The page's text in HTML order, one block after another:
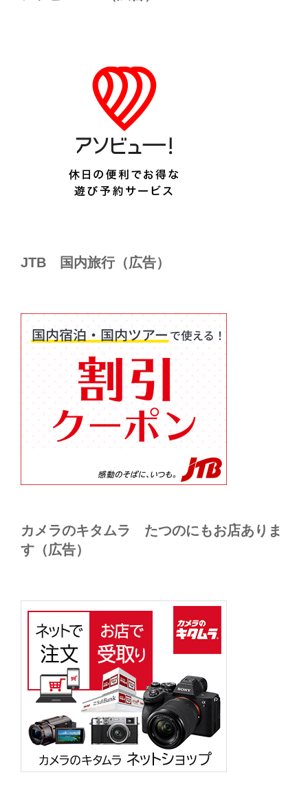
JTB 国内旅行（広告）
カメラのキタムラ たつのにもお店ありま
す（広告）